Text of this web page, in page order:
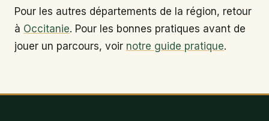
Pour les autres départements de la région, retour
à Occitanie. Pour les bonnes pratiques avant de
jouer un parcours, voir notre guide pratique.